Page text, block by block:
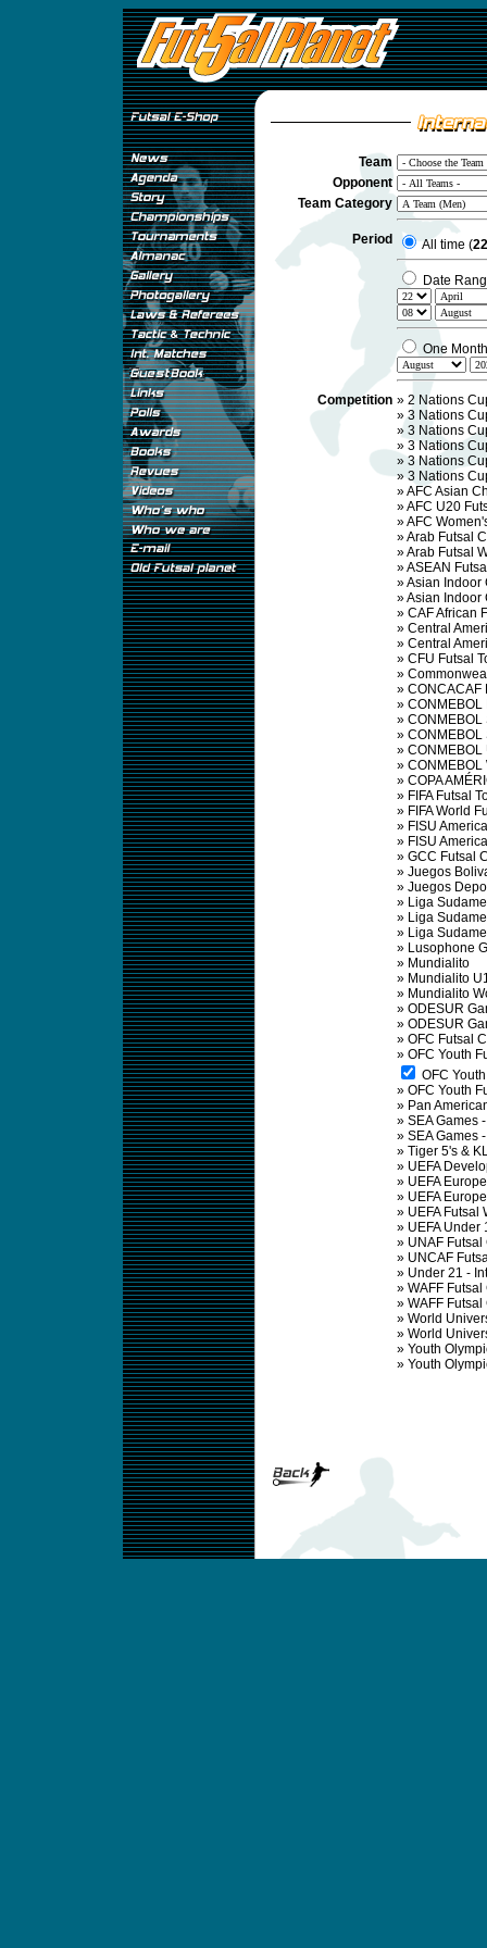
Team
Opponent
Team Category
Period All time (
Date
One Month
Competition » 2 Nations
»3 Nations
» 3 Nations
» 3 Nations
» 3 Nations
»3 Nations
»AFC Asian
»AFC U20
»AFC
»Arab Futsal
»Arab Futsal
»ASEAN
»Asian Indoor
»Asian Indoor
» CAF African
» Central
» Central
» CFU Futsal
»
» CONCACAF
»
»
»
»
»
» COPA
» FIFA Futsal
» FIFA World
» FISU
» FISU
» GCC Futsal
» Juegos
» Juegos
» Liga
» Liga
» Liga
» Lusophone
» Mundialito
» Mundialito
» Mundialito
» ODESUR
» ODESUR
» OFC Futsal
» OFC Youth
OFC
» OFC Youth
» Pan
» SEA Games
» SEA Games
» Tiger 5's &
» UEFA
» UEFA
» UEFA
» UEFA Futsal
» UEFA Under
» UNAF
» UNCAF
» Under 21 -
» WAFF
» WAFF
» World
» World
» Youth
» Youth